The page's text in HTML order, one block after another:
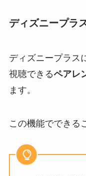
ディズニープラ
ディズニープラス
視聴できるペアレ
ます。
この機能でできる